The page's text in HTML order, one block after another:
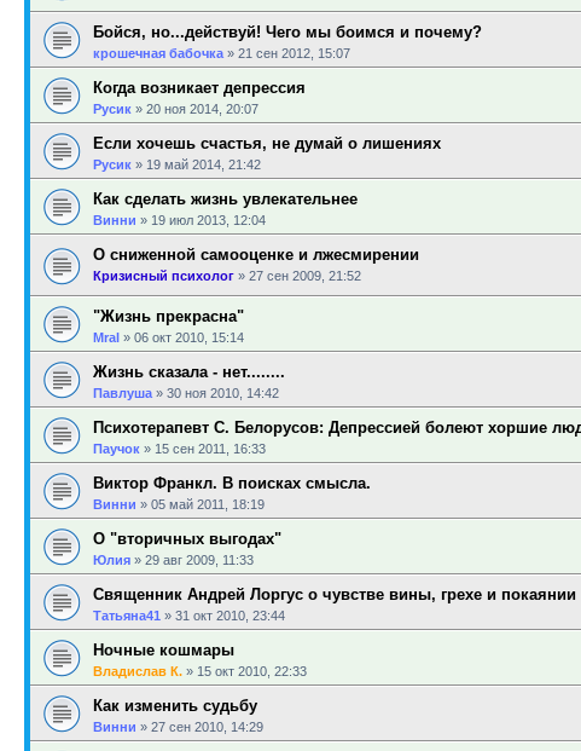
Бойся, но...действуй! Чего мы боимся и почему?
крошечная бабочка » 21 сен 2012, 15:07
Когда возникает депрессия
Русик » 20 ноя 2014, 20:07
Если хочешь счастья, не думай о лишениях
Русик » 19 май 2014, 21:42
Как сделать жизнь увлекательнее
Винни » 19 июл 2013, 12:04
О сниженной самооценке и лжесмирении
Кризисный психолог » 27 сен 2009, 21:52
"Жизнь прекрасна"
Mral » 06 окт 2010, 15:14
Жизнь сказала - нет........
Павлуша » 30 ноя 2010, 14:42
Психотерапевт С. Белорусов: Депрессией болеют хоршие
Паучок » 15 сен 2011, 16:33
Виктор Франкл. В поисках смысла.
Винни » 05 май 2011, 18:19
О "вторичных выгодах"
Юлия » 29 авг 2009, 11:33
Священник Андрей Лоргус о чувстве вины, грехе и покаянии
Татьяна41 » 31 окт 2010, 23:44
Ночные кошмары
Владислав К. » 15 окт 2010, 22:33
Как изменить судьбу
Винни » 27 сен 2010, 14:29